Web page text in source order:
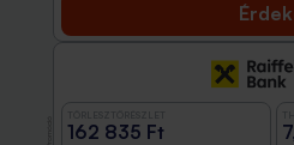
162 835 Ft